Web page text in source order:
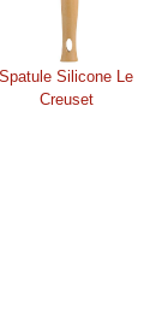
Spatule Silicone Le
Creuset